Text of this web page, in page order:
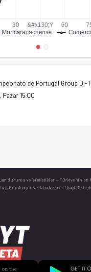
de Portugal Group D -
Pazar 15:00
durumu ve istatistikler — Türkiye’nin en
Euroleague ve daha fazlası. Ofsayt ile